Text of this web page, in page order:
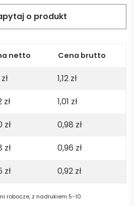
o produkt
netto Cena brutto
zł 1,12 zł
zł 1,01 zł
zł 0,98 zł
zł 0,96 zł
zł 0,92 zł
robocze, z nadrukiem 5-10.